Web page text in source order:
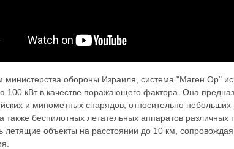
обороны Израиля, система "Маген Ор"
100 кВт в качестве поражающего фактора. Она
и минометных снарядов, относительно небольших
также беспилотных летательных аппаратов различных
летящие объекты на расстоянии до 10 км,